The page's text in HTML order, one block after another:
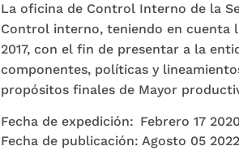
La oficina de Control Interno de la
Control interno, teniendo en cuenta
2017, con el fin de presentar a la
componentes, políticas y
propósitos finales de Mayor
Fecha de expedición: Febrero 17 2020
Fecha de publicación: Agosto 05 2022